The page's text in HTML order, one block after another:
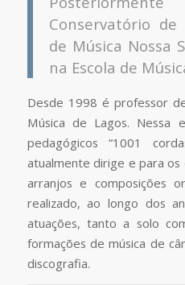
Conservatório de
de Música Nossa
na Escola de
Desde 1998 é professor
Música de Lagos. Nessa
pedagógicos “1001
atualmente dirige e para os
arranjos e composições
realizado, ao longo dos
atuações, tanto a solo
formações de música de
discografia.